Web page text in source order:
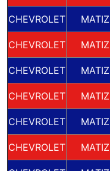
CHEVROLET MATIZ
CHEVROLET MATIZ
CHEVROLET MATIZ
CHEVROLET MATIZ
CHEVROLET MATIZ
CHEVROLET MATIZ